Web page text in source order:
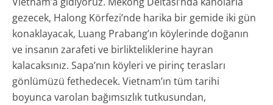
gezecek, Halong Körfezi’nde harika bir gemide iki gün
konaklayacak, Luang Prabang’ın köylerinde doğanın
ve insanın zarafeti ve birlikteliklerine hayran
kalacaksınız. Sapa’nın köyleri ve pirinç terasları
gönlümüzü fethedecek. Vietnam’ın tüm tarihi
boyunca varolan bağımsızlık tutkusundan,